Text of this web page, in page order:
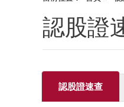
認股證
認股證速查